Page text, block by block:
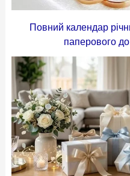
Повний календар
паперового